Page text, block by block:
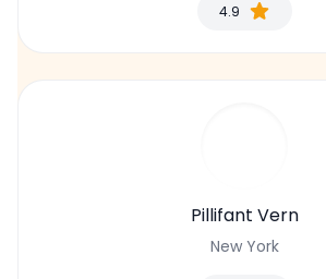
4.9
Pillifant Vern
New York